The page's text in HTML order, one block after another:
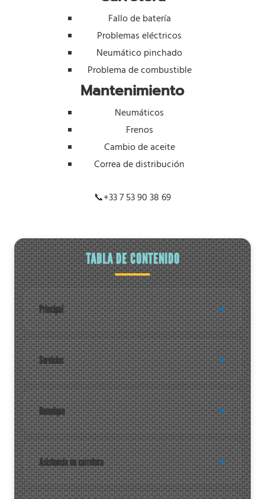
Fallo de batería
Problemas eléctricos
Neumático pinchado
Problema de combustible
Mantenimiento
Neumáticos
Frenos
Cambio de aceite
Correa de distribución
📞+33 7 53 90 38 69
TABLA DE CONTENIDO
Principal
Servicios
Remolque
Asistencia en carretera